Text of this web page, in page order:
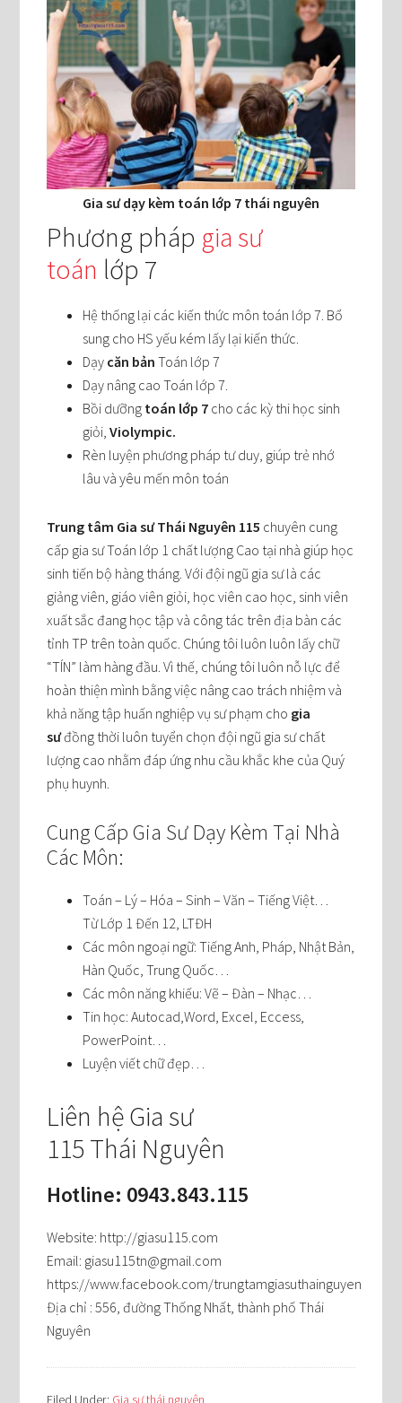
Gia sư dạy kèm toán lớp 7 thái nguyên
Phương pháp gia sư
toán lớp 7
Hệ thống lại các kiến thức môn toán lớp 7. Bổ
sung cho HS yếu kém lấy lại kiến thức.
Dạy căn bản Toán lớp 7
Dạy nâng cao Toán lớp 7.
Bồi dưỡng toán lớp 7 cho các kỳ thi học sinh
giỏi,Violympic.
Rèn luyện phương pháp tư duy, giúp trẻ nhớ
lâu và yêu mến môn toán
Trung tâm Gia sư Thái Nguyên 115 chuyên cung
cấp gia sư Toán lớp 1 chất lượng Cao tại nhà giúp học
sinh tiến bộ hàng tháng. Với đội ngũ gia sư là các
giảng viên, giáo viên giỏi, học viên cao học, sinh viên
xuất sắc đang học tập và công tác trên địa bàn các
tỉnh TP trên toàn quốc. Chúng tôi luôn luôn lấy chữ
“TÍN” làm hàng đầu. Vì thế, chúng tôi luôn nỗ lực để
hoàn thiện mình bằng việc nâng cao trách nhiệm và
khả năng tập huấn nghiệp vụ sư phạm cho gia
sưđồng thời luôn tuyển chọn đội ngũ gia sư chất
lượng cao nhằm đáp ứng nhu cầu khắc khe của Quý
phụ huynh.
Cung Cấp Gia Sư Dạy Kèm Tại Nhà
Các Môn:
Toán – Lý – Hóa – Sinh – Văn – Tiếng Việt…
Từ Lớp 1 Đến 12, LTĐH
Các môn ngoại ngữ: Tiếng Anh, Pháp, Nhật Bản,
Hàn Quốc, Trung Quốc…
Các môn năng khiếu: Vẽ – Đàn – Nhạc…
Tin học: Autocad,Word, Excel, Eccess,
PowerPoint…
Luyện viết chữ đẹp…
Liên hệ Gia sư
115 Thái Nguyên
Hotline: 0943.843.115
Website: http://giasu115.com
Email: giasu115tn@gmail.com
https://www.facebook.com/trungtamgiasuthainguyen
Địa chỉ : 556, đường Thống Nhất, thành phố Thái
Nguyên
Filed Under: Gia sư thái nguyên